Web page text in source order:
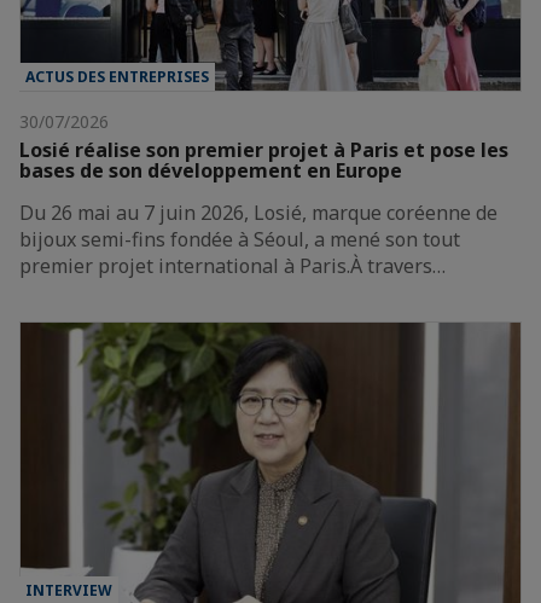
ACTUS DES ENTREPRISES
30/07/2026
Losié réalise son premier projet à Paris et pose les
bases de son développement en Europe
Du 26 mai au 7 juin 2026, Losié, marque coréenne de
bijoux semi-fins fondée à Séoul, a mené son tout
premier projet international à Paris.À travers…
INTERVIEW